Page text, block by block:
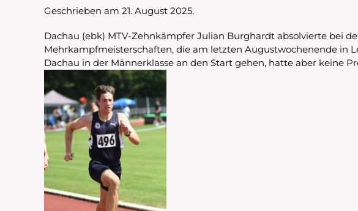
Geschrieben am 21. August 2025.
Dachau (ebk) MTV-Zehnkämpfer Julian Burghardt absolvierte bei
Mehrkampfmeisterschaften, die am letzten Augustwochenende in
Dachau in der Männerklasse an den Start gehen, hatte aber keine